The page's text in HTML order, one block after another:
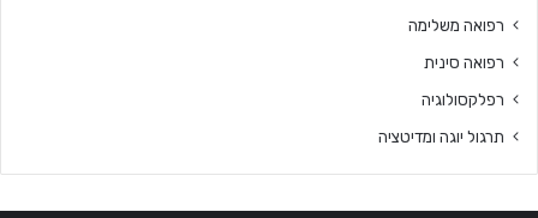
רפואה משלימה
רפואה סינית
רפלקסולוגיה
תרגול יוגה ומדיטציה